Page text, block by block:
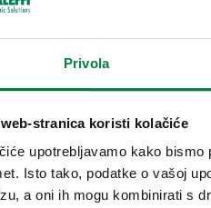
Privola
stranica koristi kolačiće
upotrebljavamo kako
Isto tako, podatke o vašoj
a oni ih mogu kombinirati s
kuglasti